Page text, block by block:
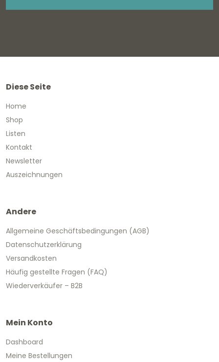
Diese Seite
Home
Shop
Listen
Kontakt
Newsletter
Auszeichnungen
Andere
Allgemeine Geschäftsbedingungen (AGB)
Datenschutzerklärung
Versandkosten
Häufig gestellte Fragen (FAQ)
Wiederverkäufer – B2B
Mein Konto
Dashboard
Meine Bestellungen